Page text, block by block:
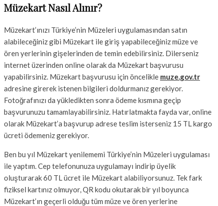
Müzekart Nasıl Alınır?
Müzekart’ınızı Türkiye’nin Müzeleri uygulamasından satın
alabileceğiniz gibi Müzekart ile giriş yapabileceğiniz müze ve
ören yerlerinin gişelerinden de temin edebilirsiniz. Dilerseniz
internet üzerinden online olarak da Müzekart başvurusu
yapabilirsiniz. Müzekart başvurusu için öncelikle muze.gov.tr
adresine girerek istenen bilgileri doldurmanız gerekiyor.
Fotoğrafınızı da yükledikten sonra ödeme kısmına geçip
başvurunuzu tamamlayabilirsiniz. Hatırlatmakta fayda var, online
olarak Müzekart’a başvurup adrese teslim isterseniz 15 TL kargo
ücreti ödemeniz gerekiyor.
Ben bu yıl Müzekart yenilememi Türkiye’nin Müzeleri uygulaması
ile yaptım. Cep telefonunuza uygulamayı indirip üyelik
oluşturarak 60 TL ücret ile Müzekart alabiliyorsunuz. Tek fark
fiziksel kartınız olmuyor, QR kodu okutarak bir yıl boyunca
Müzekart’ın geçerli olduğu tüm müze ve ören yerlerine